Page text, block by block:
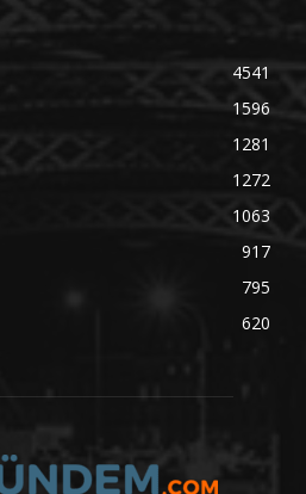
4541
1596
1281
1272
1063
917
795
620